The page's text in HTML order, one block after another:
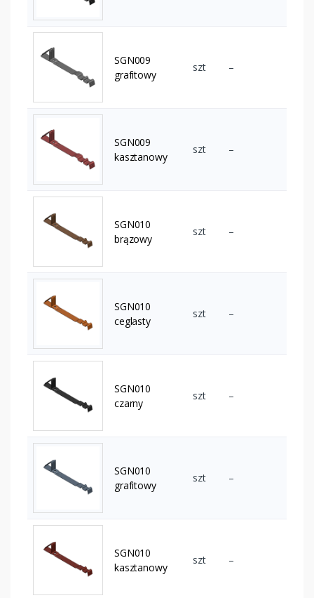
SGN009
grafitowy
szt –
SGN009
kasztanowy
szt –
SGN010
brązowy
szt –
SGN010
ceglasty
szt –
SGN010
czarny
szt –
SGN010
grafitowy
szt –
SGN010
kasztanowy
szt –